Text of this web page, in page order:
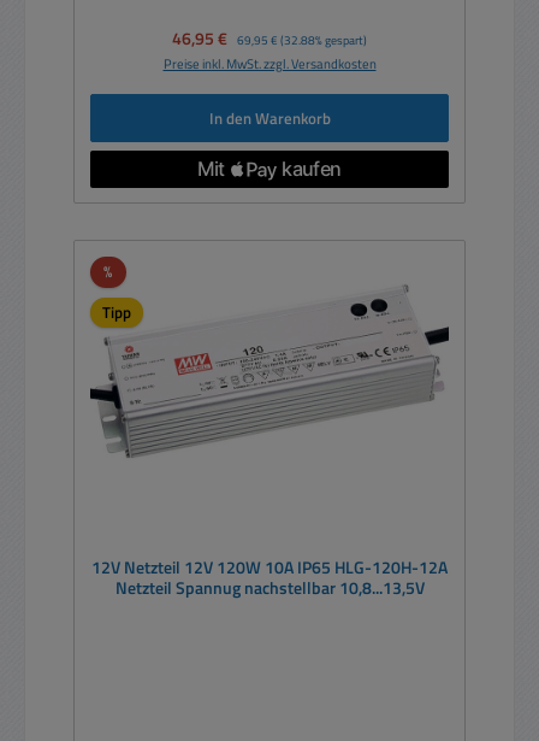
Verkaufspreis:
46,95 € Regulärer Preis:
69,95 € (32.88% gespart)
Preise inkl. MwSt. zzgl. Versandkosten
In den Warenkorb
%Rabatt
Tipp
12V Netzteil 12V 120W 10A IP65 HLG-120H-12A
Netzteil Spannug nachstellbar 10,8...13,5V